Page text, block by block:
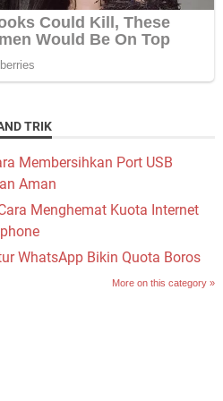
TRIK
Membersihkan Port USB
Aman
Menghemat Kuota Internet
WhatsApp Bikin Quota Boros
More on this category »